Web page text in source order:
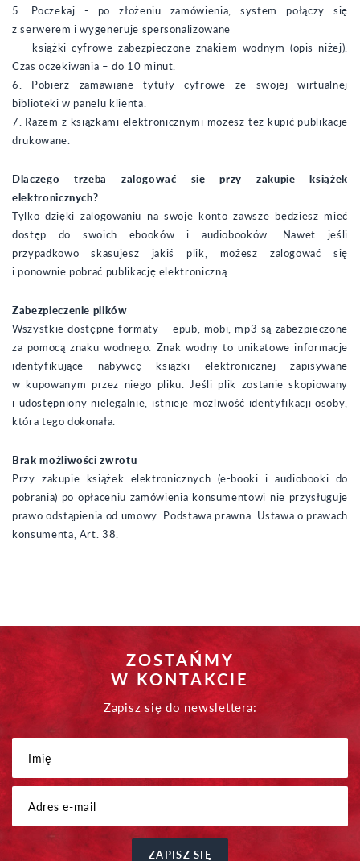
5. Poczekaj - po złożeniu zamówienia, system połączy się
z serwerem i wygeneruje spersonalizowane
książki cyfrowe zabezpieczone znakiem wodnym (opis niżej).
Czas oczekiwania – do 10 minut.
6. Pobierz zamawiane tytuły cyfrowe ze swojej wirtualnej
biblioteki w panelu klienta.
7. Razem z książkami elektronicznymi możesz też kupić publikacje
drukowane.
Dlaczego trzeba zalogować się przy zakupie książek
elektronicznych?
Tylko dzięki zalogowaniu na swoje konto zawsze będziesz mieć
dostęp do swoich ebooków i audiobooków. Nawet jeśli
przypadkowo skasujesz jakiś plik, możesz zalogować się
i ponownie pobrać publikację elektroniczną.
Zabezpieczenie plików
Wszystkie dostępne formaty – epub, mobi, mp3 są zabezpieczone
za pomocą znaku wodnego. Znak wodny to unikatowe informacje
identyfikujące nabywcę książki elektronicznej zapisywane
w kupowanym przez niego pliku. Jeśli plik zostanie skopiowany
i udostępniony nielegalnie, istnieje możliwość identyfikacji osoby,
która tego dokonała.
Brak możliwości zwrotu
Przy zakupie książek elektronicznych (e-booki i audiobooki do
pobrania) po opłaceniu zamówienia konsumentowi nie przysługuje
prawo odstąpienia od umowy. Podstawa prawna: Ustawa o prawach
konsumenta, Art. 38.
ZOSTAŃMY
W KONTAKCIE
Zapisz się do newslettera:
ZAPISZ SIĘ